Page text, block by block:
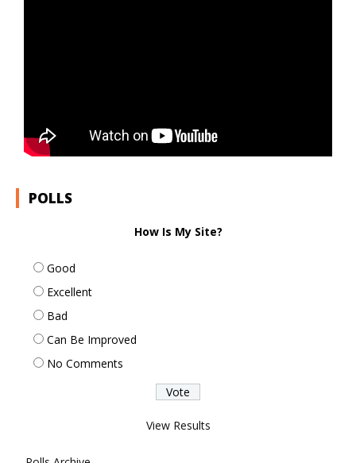
POLLS
How Is My Site?
Good
Excellent
Bad
Can Be Improved
No Comments
View Results